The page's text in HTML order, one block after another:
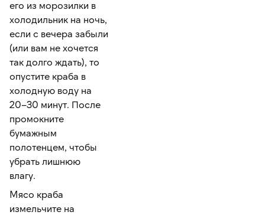
его из морозилки в
холодильник на ночь,
если с вечера забыли
(или вам не хочется
так долго ждать), то
опустите краба в
холодную воду на
20–30 минут. После
промокните
бумажным
полотенцем, чтобы
убрать лишнюю
влагу.
Мясо краба
измельчите на